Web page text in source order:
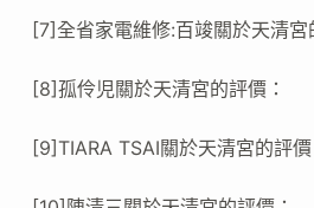
[7]全省家電維修:百竣關於天清宮
[8]孤伶児關於天清宮的評價：
[9]TIARA TSAI關於天清宮的評價